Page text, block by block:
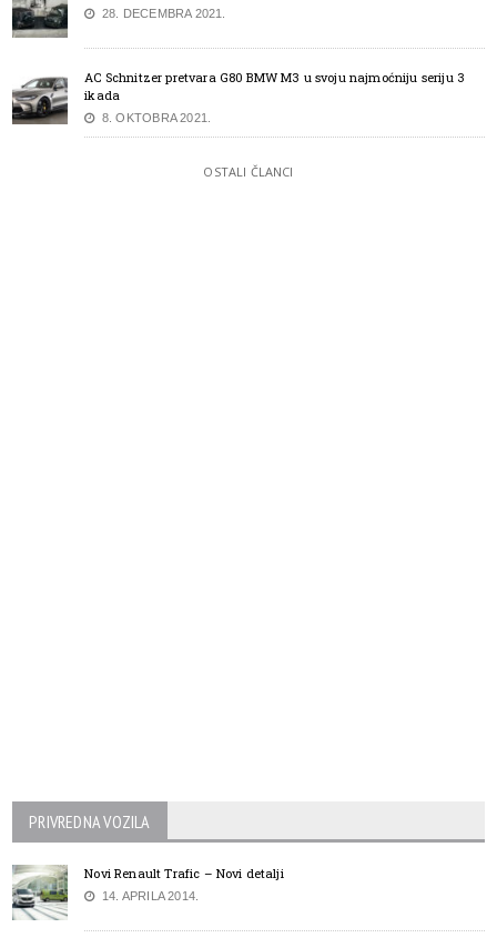
28. DECEMBRA 2021.
AC Schnitzer pretvara G80 BMW M3 u svoju najmoćniju seriju 3
ikada
8. OKTOBRA 2021.
OSTALI ČLANCI
PRIVREDNA VOZILA
Novi Renault Trafic – Novi detalji
14. APRILA 2014.